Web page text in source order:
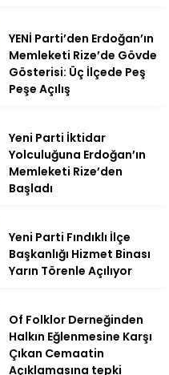
YENİ Parti’den Erdoğan’ın
Memleketi Rize’de Gövde
Gösterisi: Üç İlçede Peş
Peşe Açılış
Yeni Parti İktidar
Yolculuğuna Erdoğan’ın
Memleketi Rize’den
Başladı
Yeni Parti Fındıklı İlçe
Başkanlığı Hizmet Binası
Yarın Törenle Açılıyor
Of Folklor Derneğinden
Halkın Eğlenmesine Karşı
Çıkan Cemaatin
Açıklamasına tepki